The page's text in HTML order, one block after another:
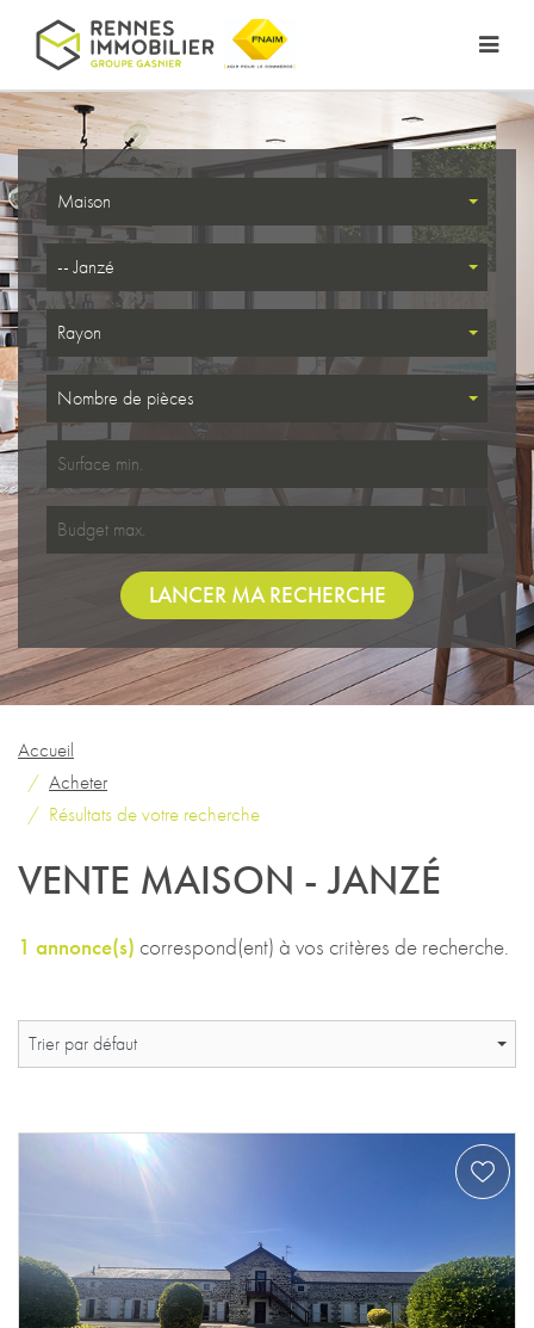
Maison
-- Janzé
Rayon
Nombre de pièces
LANCER MA RECHERCHE
Accueil
Acheter
Résultats de votre recherche
VENTE MAISON - JANZÉ
1 annonce(s) correspond(ent) à vos critères de recherche.
Trier par défaut